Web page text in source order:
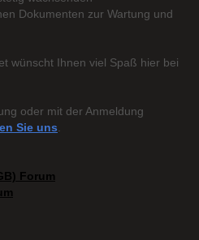
Dokumenten zur Wartung und
wünscht Ihnen viel Spaß hier bei
oder mit der Anmeldung
Sie uns
Forum